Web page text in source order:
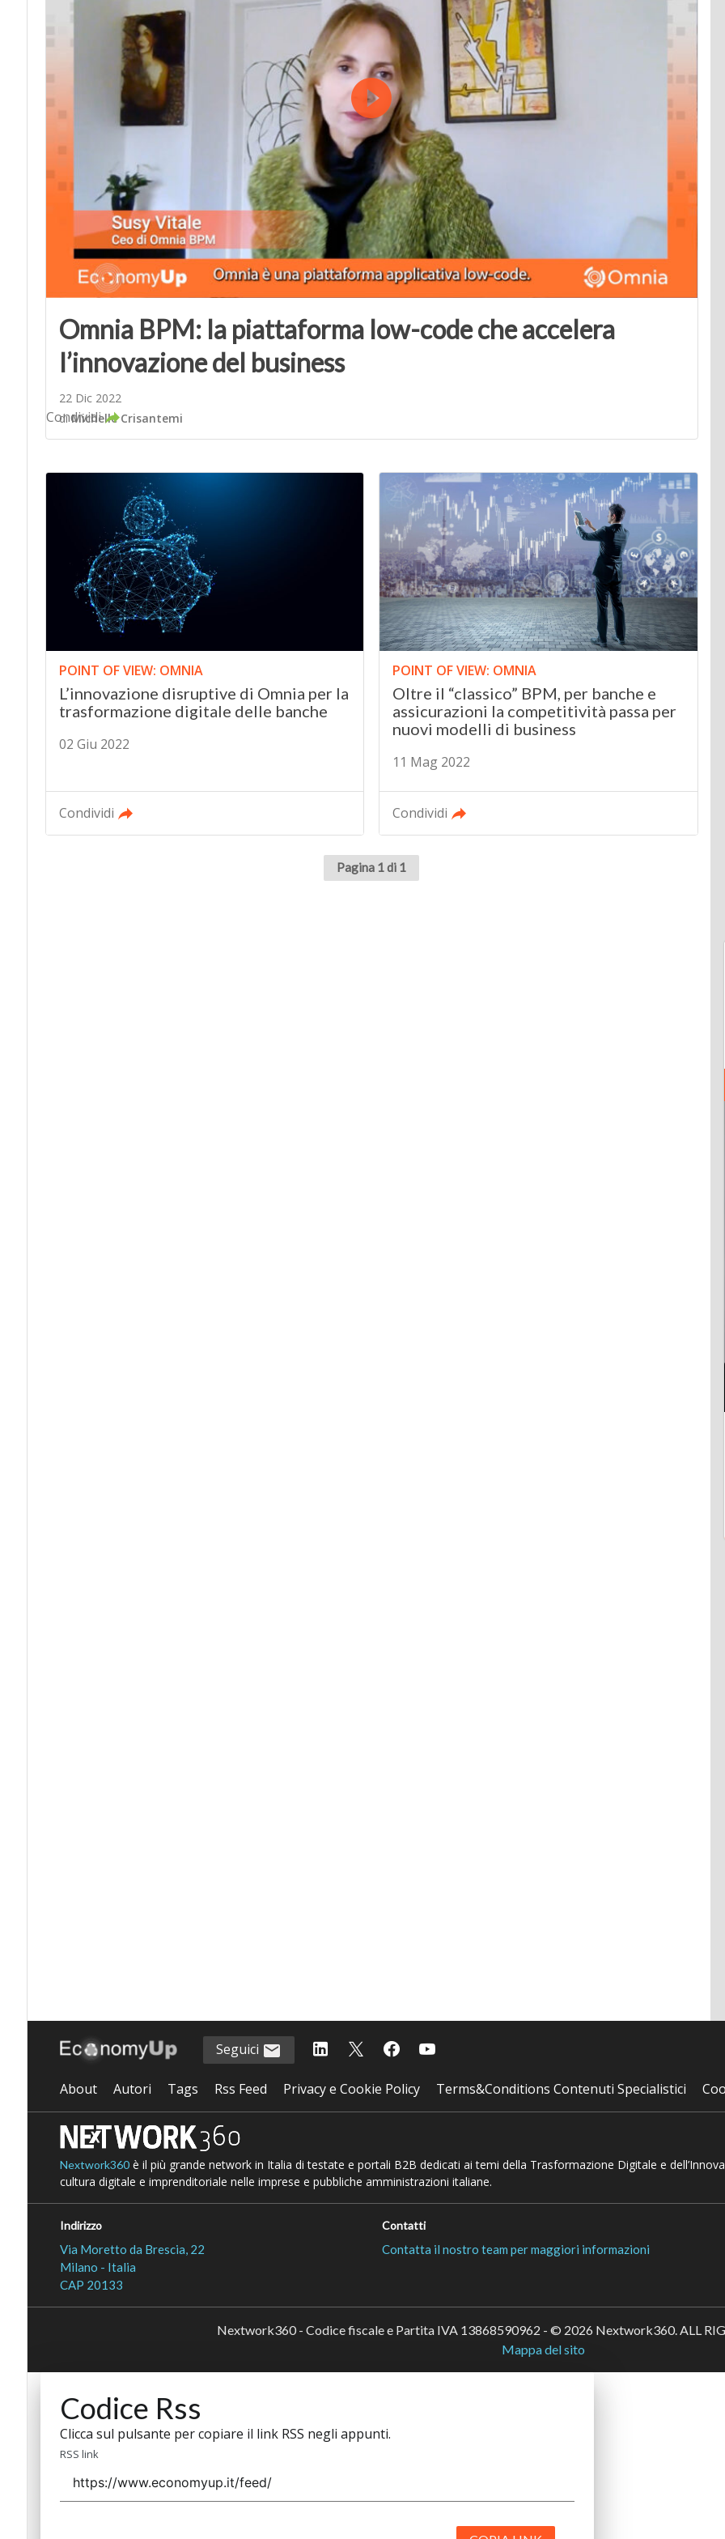
Omnia BPM: la piattaforma low-code che accelera
l’innovazione del business
22 Dic 2022
diMichelle Crisantemi
Condividi
POINT OF VIEW: OMNIA
L’innovazione disruptive di Omnia per la
trasformazione digitale delle banche
02 Giu 2022
Condividi
POINT OF VIEW: OMNIA
Oltre il “classico” BPM, per banche e
assicurazioni la competitività passa per
nuovi modelli di business
11 Mag 2022
Condividi
Pagina 1 di 1
Seguici
About Autori Tags Rss Feed Privacy e Cookie Policy Terms&Conditions Contenuti Specialistici
Nextwork360è il più grande network in Italia di testate e portali B2B dedicati ai temi della Trasformazione Digitale e
cultura digitale e imprenditoriale nelle imprese e pubbliche amministrazioni italiane.
Indirizzo
Via Moretto da Brescia, 22
Milano - Italia
CAP 20133
Contatti
Contatta il nostro team per maggiori informazioni
Nextwork360 - Codice fiscale e Partita IVA 13868590962 - © 2026 Nextwork360. ALL
Mappa del sito
Codice Rss
Clicca sul pulsante per copiare il link RSS negli appunti.
RSS link